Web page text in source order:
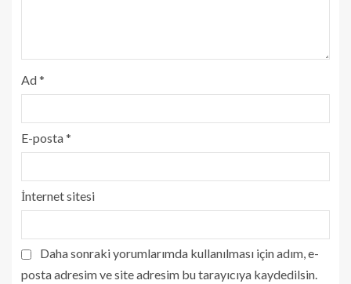
Ad*
E-posta*
İnternet sitesi
Daha sonraki yorumlarımda kullanılması için adım, e-
posta adresim ve site adresim bu tarayıcıya kaydedilsin.